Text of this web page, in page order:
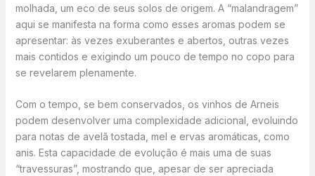
molhada, um eco de seus solos de origem. A “malandragem”
aqui se manifesta na forma como esses aromas podem se
apresentar: às vezes exuberantes e abertos, outras vezes
mais contidos e exigindo um pouco de tempo no copo para
se revelarem plenamente.
Com o tempo, se bem conservados, os vinhos de Arneis
podem desenvolver uma complexidade adicional, evoluindo
para notas de avelã tostada, mel e ervas aromáticas, como
anis. Esta capacidade de evolução é mais uma de suas
“travessuras”, mostrando que, apesar de ser apreciada